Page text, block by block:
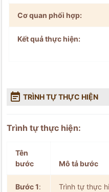
Cơ quan phối hợp:
Kết quả thực hiện:
 TRÌNH TỰ THỰC HIỆN
Trình tự thực hiện:
Tên
bước
Mô tả bước
Bước 1:
Trình tự thực